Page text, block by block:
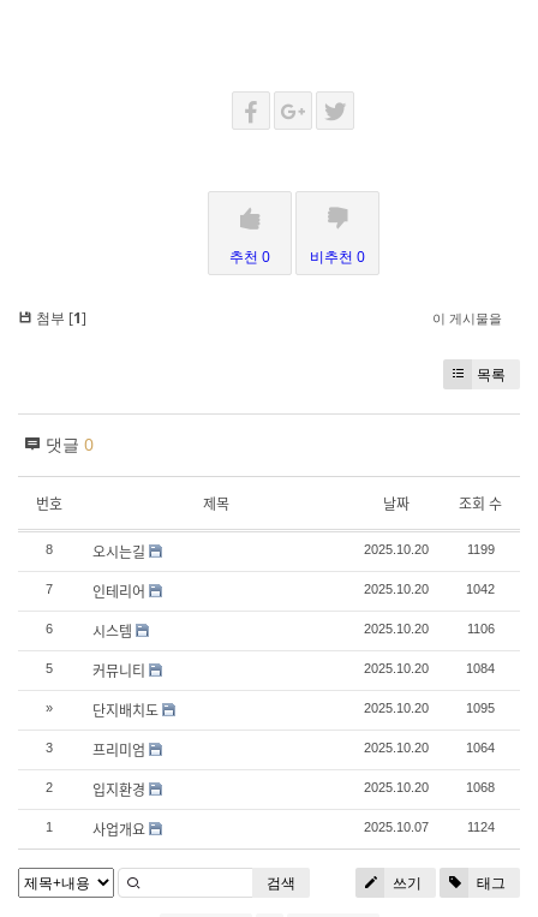
추천 0 비추천 0
첨부 [1] 이 게시물을
목록
댓글 0
번호 제목 날짜 조회 수
8 오시는길 2025.10.20 1199
7 인테리어 2025.10.20 1042
6 시스템 2025.10.20 1106
5 커뮤니티 2025.10.20 1084
» 단지배치도 2025.10.20 1095
3 프리미엄 2025.10.20 1064
2 입지환경 2025.10.20 1068
1 사업개요 2025.10.07 1124
쓰기 태그
검색